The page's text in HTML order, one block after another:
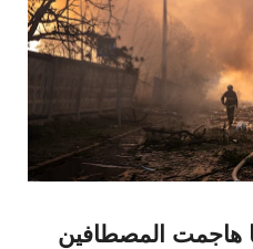
هاجمت المصطافين